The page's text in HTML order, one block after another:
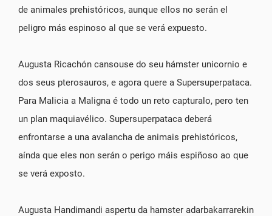
de animales prehistóricos, aunque ellos no serán el
peligro más espinoso al que se verá expuesto.
Augusta Ricachón cansouse do seu hámster unicornio e
dos seus pterosauros, e agora quere a Supersuperpataca.
Para Malicia a Maligna é todo un reto capturalo, pero ten
un plan maquiavélico. Supersuperpataca deberá
enfrontarse a una avalancha de animais prehistóricos,
aínda que eles non serán o perigo máis espiñoso ao que
se verá exposto.
Augusta Handimandi aspertu da hamster adarbakarrarekin